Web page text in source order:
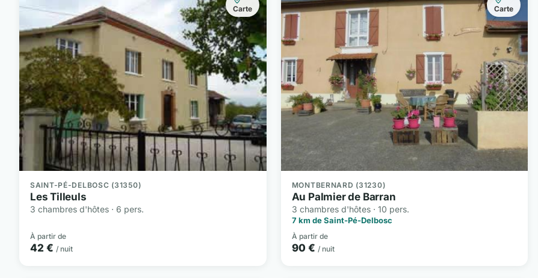
Carte
SAINT-PÉ-DELBOSC (31350)
Les Tilleuls
3 chambres d'hôtes · 6 pers.
À partir de
42 € / nuit
Carte
MONTBERNARD (31230)
Au Palmier de Barran
3 chambres d'hôtes · 10 pers.
7 km de Saint-Pé-Delbosc
À partir de
90 € / nuit